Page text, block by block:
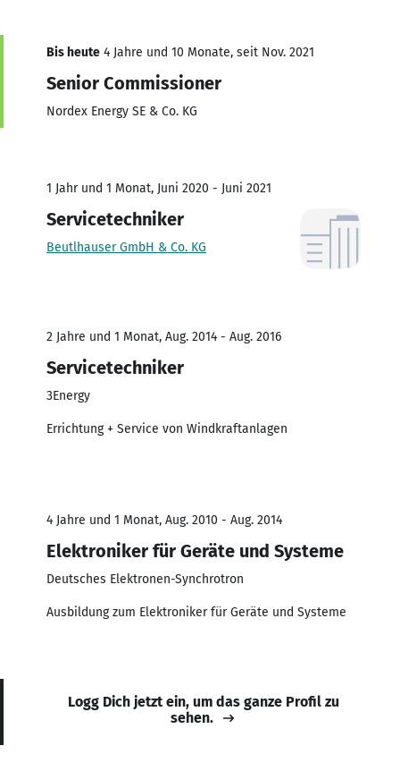
Bis heute 4 Jahre und 10 Monate, seit Nov. 2021
Senior Commissioner
Nordex Energy SE & Co. KG
1 Jahr und 1 Monat, Juni 2020 - Juni 2021
Servicetechniker
Beutlhauser GmbH & Co. KG
2 Jahre und 1 Monat, Aug. 2014 - Aug. 2016
Servicetechniker
3Energy
Errichtung + Service von Windkraftanlagen
4 Jahre und 1 Monat, Aug. 2010 - Aug. 2014
Elektroniker für Geräte und Systeme
Deutsches Elektronen-Synchrotron
Ausbildung zum Elektroniker für Geräte und Systeme
Logg Dich jetzt ein, um das ganze Profil zu
sehen.